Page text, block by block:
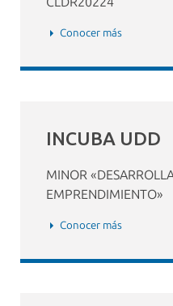
Conocer más
INCUBA UDD
MINOR
EMPRENDIMIENTO»
Conocer más